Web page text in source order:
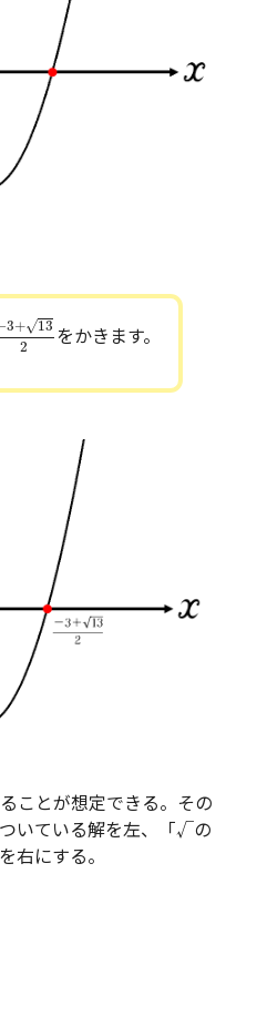
3+√13
2
+13 2
をかきます。
ことが想定できる。その
いている解を左、「√の
右にする。